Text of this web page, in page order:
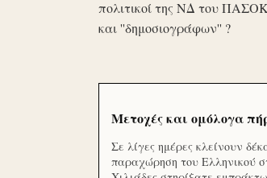
πολιτικοί της ΝΔ του
και ''δημοσιογράφων'' ?
Μετοχές και ομόλογα
Σε λίγες ημέρες κλείνουν
παραχώρηση του Ελληνικού